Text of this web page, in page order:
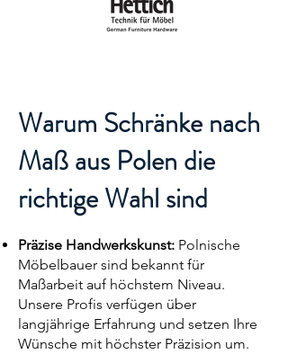
Warum Schränke nach
Maß aus Polen die
richtige Wahl sind
Präzise Handwerkskunst: Polnische
Möbelbauer sind bekannt für
Maßarbeit auf höchstem Niveau.
Unsere Profis verfügen über
langjährige Erfahrung und setzen Ihre
Wünsche mit höchster Präzision um.